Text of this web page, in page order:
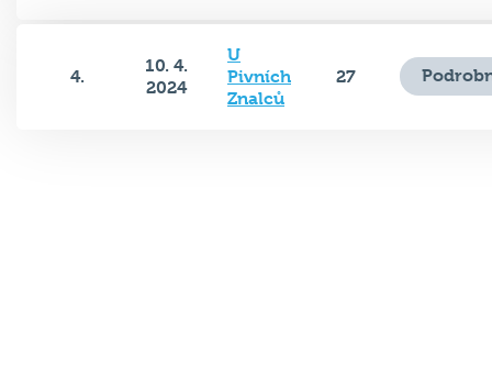
4.
10. 4.
2024
U
Pivních
Znalců
27